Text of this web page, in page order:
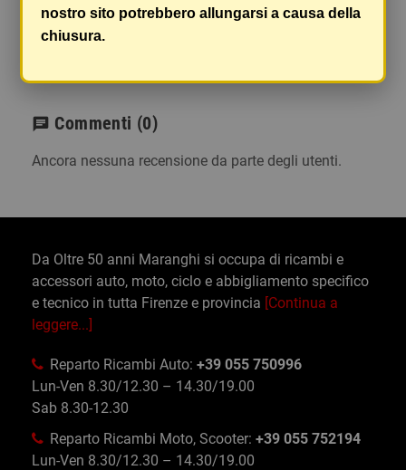
Le scatole hanno dimensioni adeguatamente
ampie e i vostri articoli son ben protetti.
chat Commenti (0)
Ancora nessuna recensione da parte degli utenti.
nostro sito potrebbero allungarsi a causa della
chiusura.
Da Oltre 50 anni Maranghi si occupa di ricambi e
accessori auto, moto, ciclo e abbigliamento specifico
e tecnico in tutta Firenze e provincia [Continua a
leggere...]
Reparto Ricambi Auto: +39 055 750996
Lun-Ven 8.30/12.30 – 14.30/19.00
Sab 8.30-12.30
Reparto Ricambi Moto, Scooter: +39 055 752194
Lun-Ven 8.30/12.30 – 14.30/19.00